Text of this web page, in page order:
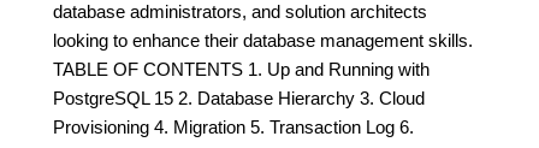
database administrators, and solution architects
looking to enhance their database management skills.
TABLE OF CONTENTS 1. Up and Running with
PostgreSQL 15 2. Database Hierarchy 3. Cloud
Provisioning 4. Migration 5. Transaction Log 6.